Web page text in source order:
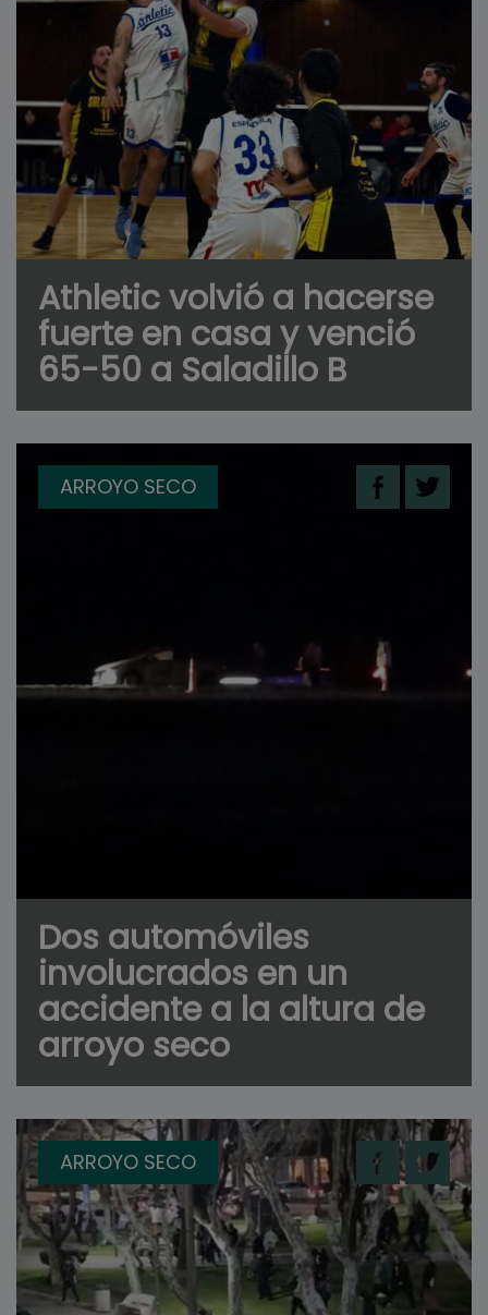
Athletic volvió a hacerse
fuerte en casa y venció
65-50 a Saladillo B
ARROYO SECO
Dos automóviles
involucrados en un
accidente a la altura de
arroyo seco
ARROYO SECO